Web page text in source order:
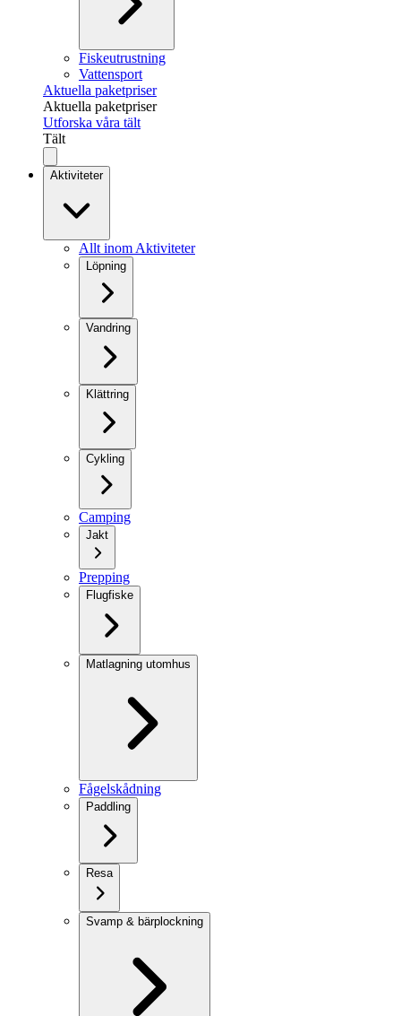
Fiskeutrustning
Vattensport
Aktuella paketpriser
Aktuella paketpriser
Utforska våra tält
Tält
Aktiviteter
Allt inom Aktiviteter
Löpning
Vandring
Klättring
Cykling
Camping
Jakt
Prepping
Flugfiske
Matlagning utomhus
Fågelskådning
Paddling
Resa
Svamp & bärplockning